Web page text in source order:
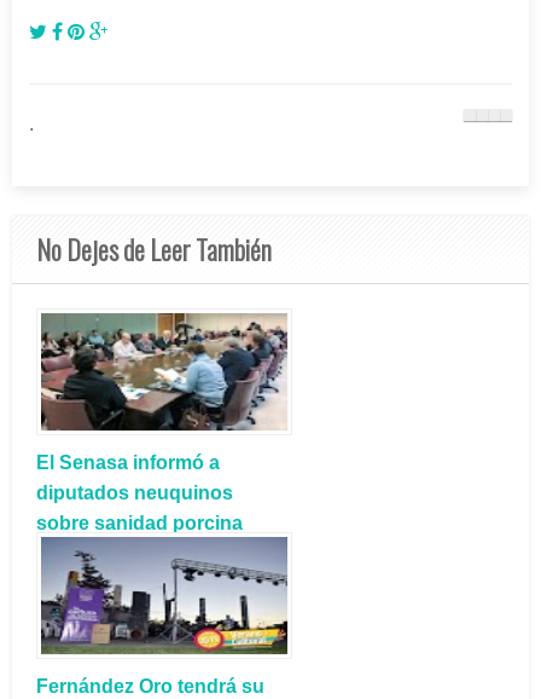
.
No Dejes de Leer También
El Senasa informó a
diputados neuquinos
sobre sanidad porcina
Fernández Oro tendrá su